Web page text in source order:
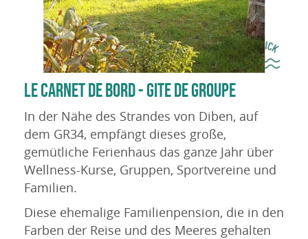
LE CARNET DE BORD - GITE DE GROUPE
In der Nähe des Strandes von Diben, auf
dem GR34, empfängt dieses große,
gemütliche Ferienhaus das ganze Jahr über
Wellness-Kurse, Gruppen, Sportvereine und
Familien.
Diese ehemalige Familienpension, die in den
Farben der Reise und des Meeres gehalten